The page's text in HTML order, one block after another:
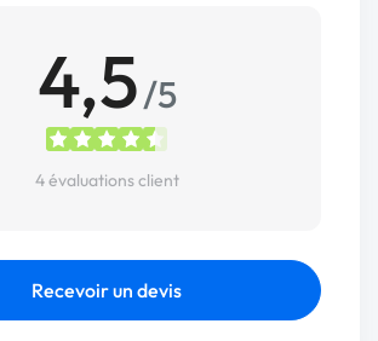
4,5/5
4 évaluations client
Recevoir un devis